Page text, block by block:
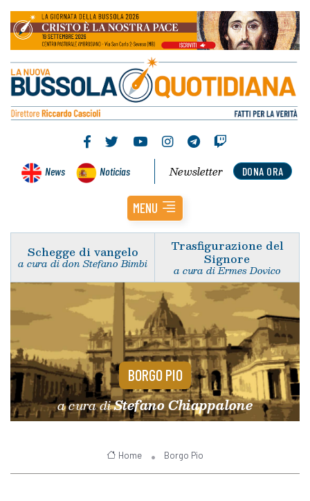
News Noticias DONA ORA
Newsletter
MENU
Schegge di vangelo
a cura di don Stefano Bimbi
Trasfigurazione del
Signore
a cura di Ermes Dovico
BORGO PIO
a cura diStefano Chiappalone
Home Borgo Pio